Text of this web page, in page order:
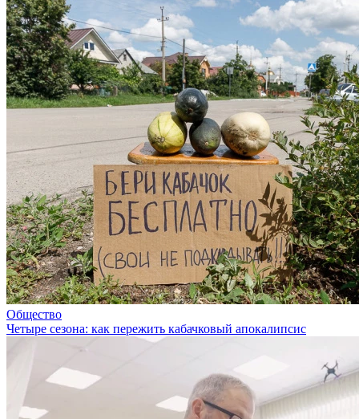
Общество
Четыре сезона: как пережить кабачковый апокалипсис